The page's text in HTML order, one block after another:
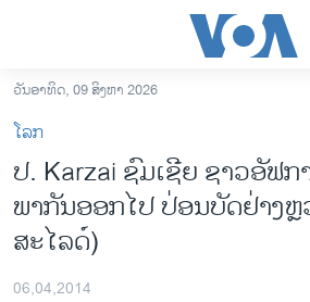
ເຂົ້າ
ຫາ
ຂ້າມ
ຂ້າມ
ໄປ
ຫາ
ຊອກ
ອາເມຣິກາ
ການເລືອກຕັ້ງ ປະທານາທີບໍດີ ສະຫະລັດ 2024
ວັນອາທິດ, 09 ສິງຫາ 2026
ໂລກ
ປ. Karzai ຊົມເຊີຍ ຊາວອັຟ
ພາກັນອອກໄປ ປ່ອນບັດຢ່າງ
ສະໄລດ໌)
06,04,2014